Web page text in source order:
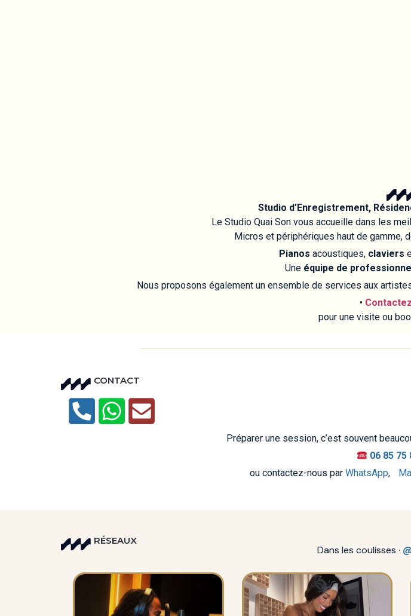
Studio d’Enregistrement,
Le Studio Quai Son vous accueille dans les
Micros et périphériques haut de gamme,
Pianos acoustiques, claviers
Une équipe de
Nous proposons également un ensemble de services aux
•
pour une visite ou
CONTACT
Préparer une session, c’est souvent
06 85 75
ou contactez-nous par WhatsApp,
RÉSEAUX
Dans les coulisses ·